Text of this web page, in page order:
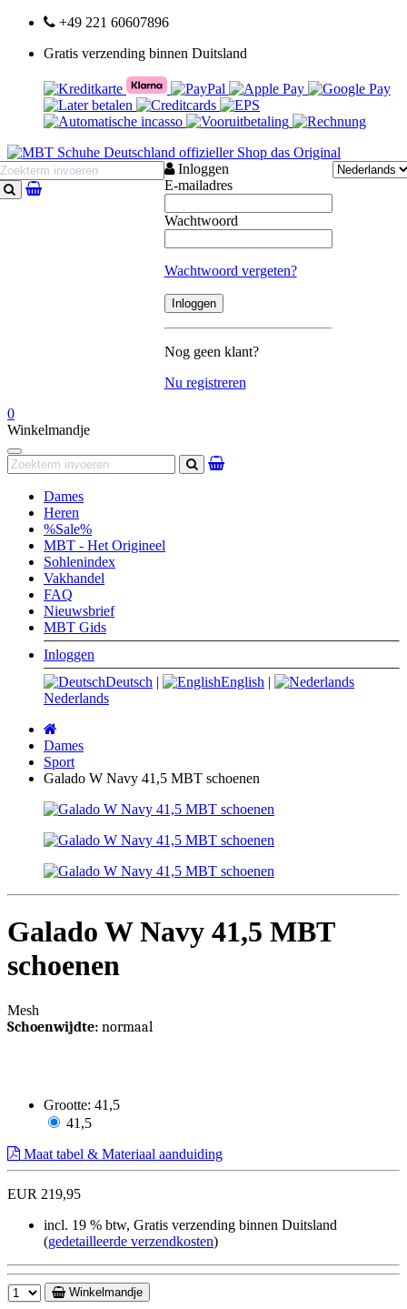
+49 221 60607896
Gratis verzending binnen Duitsland
Zoeken
Inloggen
E-mailadres
Wachtwoord
Wachtwoord vergeten?
Nog geen klant?
Nu registreren
0
Winkelmandje
Navigation
Zoeken
Dames
Heren
%Sale%
MBT - Het Origineel
Sohlenindex
Vakhandel
FAQ
Nieuwsbrief
MBT Gids
Inloggen
Deutsch | English |
Nederlands
Dames
Sport
Galado W Navy 41,5 MBT schoenen
Galado W Navy 41,5 MBT
schoenen
Mesh
Schoenwijdte: normaal
Grootte: 41,5
41,5
Maat tabel & Materiaal aanduiding
EUR 219,95
incl. 19 % btw, Gratis verzending binnen Duitsland
(gedetailleerde verzendkosten)
Winkelmandje